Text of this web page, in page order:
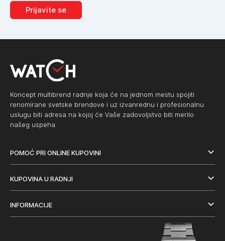
Prijavite se
Koncept multibrend radnje koja će na jednom mestu spojiti
renomirane svetske brendove i uz izvanrednu i profesionalnu
uslugu biti adresa na kojoj će Vaše zadovoljstvo biti merilo
našeg uspeha.
POMOĆ PRI ONLINE KUPOVINI
KUPOVINA U RADNJI
INFORMACIJE